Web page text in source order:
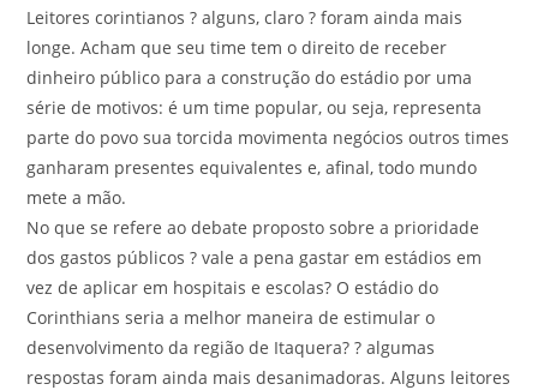
Leitores corintianos ? alguns, claro ? foram ainda mais
longe. Acham que seu time tem o direito de receber
dinheiro público para a construção do estádio por uma
série de motivos: é um time popular, ou seja, representa
parte do povo sua torcida movimenta negócios outros times
ganharam presentes equivalentes e, afinal, todo mundo
mete a mão.
No que se refere ao debate proposto sobre a prioridade
dos gastos públicos ? vale a pena gastar em estádios em
vez de aplicar em hospitais e escolas? O estádio do
Corinthians seria a melhor maneira de estimular o
desenvolvimento da região de Itaquera? ? algumas
respostas foram ainda mais desanimadoras. Alguns leitores